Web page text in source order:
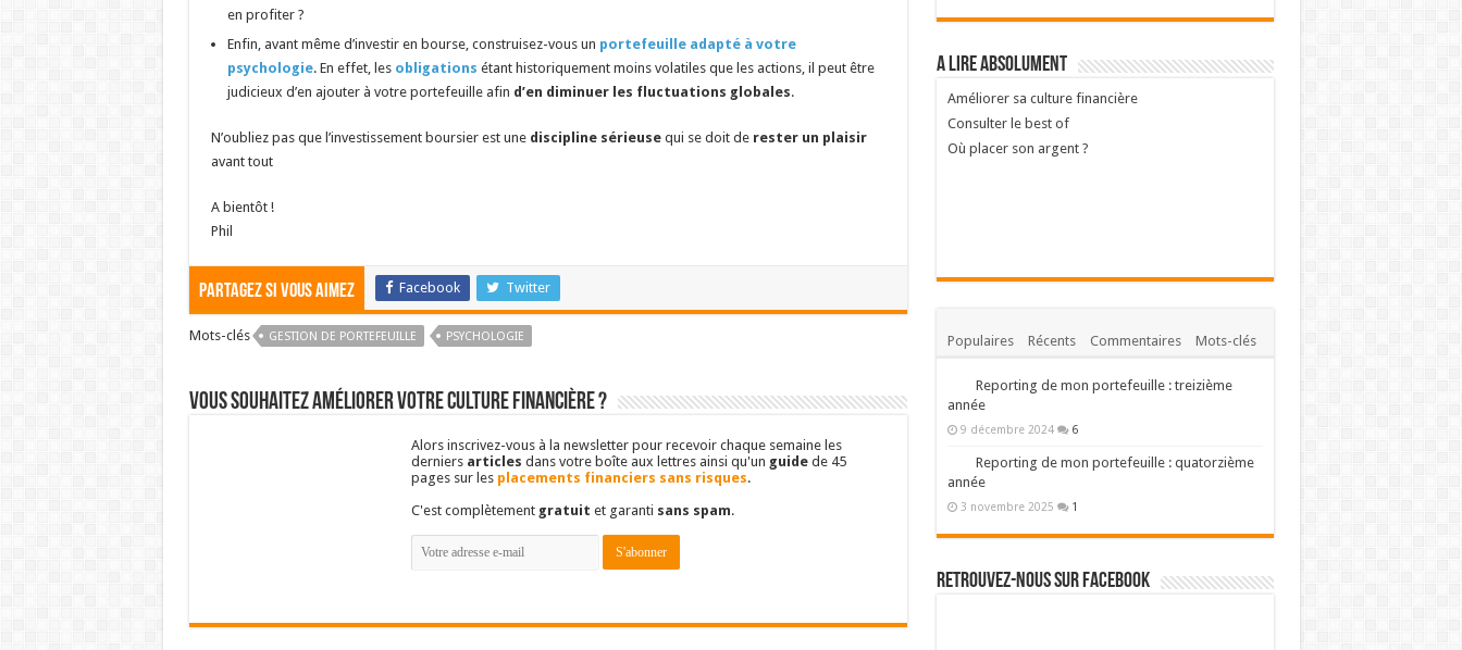
en profiter ?
Enfin, avant même d’investir en bourse, construisez-vous un portefeuille adapté à votre
psychologie. En effet, les obligations étant historiquement moins volatiles que les actions, il peut être
judicieux d’en ajouter à votre portefeuille afin d’en diminuer les fluctuations globales.
N’oubliez pas que l’investissement boursier est une discipline sérieusequi se doit de rester un plaisir
avant tout
A bientôt !
Phil
Partagez si vous aimez Facebook Twitter
Mots-clés GESTION DE PORTEFEUILLE PSYCHOLOGIE
Vous souhaitez améliorer votre culture financière ?
Alors inscrivez-vous à la newsletter pour recevoir chaque semaine les
derniers articles dans votre boîte aux lettres ainsi qu'un guidede 45
pages sur les placements financiers sans risques.
C'est complètement gratuit et garanti sans spam.
A lire absolument
Améliorer sa culture financière
Consulter le best of
Où placer son argent ?
Populaires Récents Commentaires Mots-clés
Reporting de mon portefeuille : treizième
année
9 décembre 2024 6
Reporting de mon portefeuille : quatorzième
année
3 novembre 2025 1
Retrouvez-nous sur Facebook